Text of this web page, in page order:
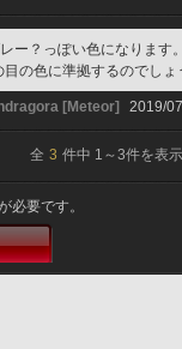
ー？っぽい色になります
の色に準拠するのでしょ
[Meteor] 2019/
全 3 件中 1 ～3件を表示
必要です。